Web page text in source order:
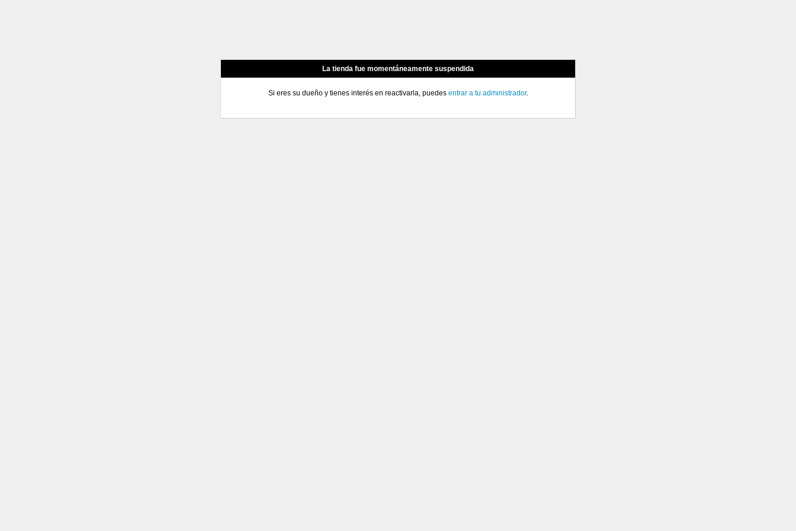
La tienda fue momentáneamente suspendida
Si eres su dueño y tienes interés en reactivarla, puedes entrar a tu administrador.